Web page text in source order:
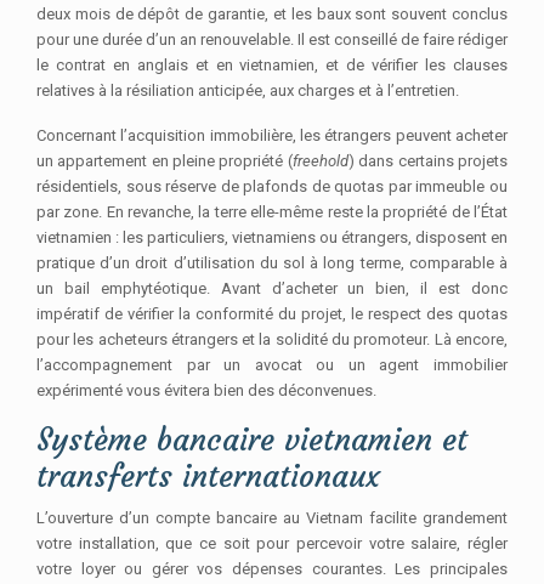
deux mois de dépôt de garantie, et les baux sont souvent conclus
pour une durée d’un an renouvelable. Il est conseillé de faire rédiger
le contrat en anglais et en vietnamien, et de vérifier les clauses
relatives à la résiliation anticipée, aux charges et à l’entretien.
Concernant l’acquisition immobilière, les étrangers peuvent acheter
un appartement en pleine propriété (freehold) dans certains projets
résidentiels, sous réserve de plafonds de quotas par immeuble ou
par zone. En revanche, la terre elle-même reste la propriété de l’État
vietnamien : les particuliers, vietnamiens ou étrangers, disposent en
pratique d’un droit d’utilisation du sol à long terme, comparable à
un bail emphytéotique. Avant d’acheter un bien, il est donc
impératif de vérifier la conformité du projet, le respect des quotas
pour les acheteurs étrangers et la solidité du promoteur. Là encore,
l’accompagnement par un avocat ou un agent immobilier
expérimenté vous évitera bien des déconvenues.
Système bancaire vietnamien et
transferts internationaux
L’ouverture d’un compte bancaire au Vietnam facilite grandement
votre installation, que ce soit pour percevoir votre salaire, régler
votre loyer ou gérer vos dépenses courantes. Les principales